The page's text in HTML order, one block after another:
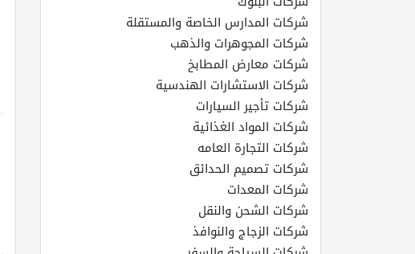
شركات المدارس الخاصة والمستقلة
شركات المجوهرات والذهب
شركات معارض المطابخ
شركات الاستشارات الهندسية
شركات تأجير السيارات
شركات المواد الغذائية
شركات التجارة العامه
شركات تصميم الحدائق
شركات المعدات
شركات الشحن والنقل
شركات الزجاج والنوافذ